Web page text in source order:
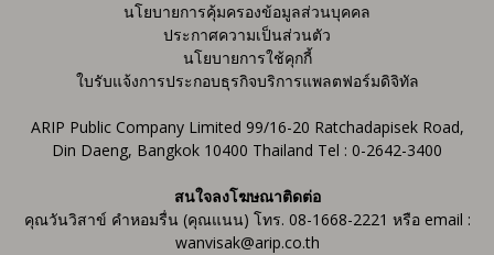
นโยบายการคุ้มครองข้อมูลส่วนบุคคล
ประกาศความเป็นส่วนตัว
นโยบายการใช้คุกกี้
ใบรับแจ้งการประกอบธุรกิจบริการแพลตฟอร์มดิจิทัล
ARIP Public Company Limited 99/16-20 Ratchadapisek Road,
Din Daeng, Bangkok 10400 Thailand Tel : 0-2642-3400
สนใจลงโฆษณาติดต่อ
คุณวันวิสาข์ คำหอมรื่น (คุณแนน) โทร. 08-1668-2221 หรือ email :
wanvisak@arip.co.th